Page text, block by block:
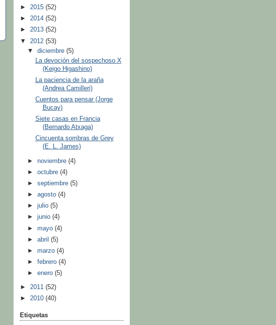
► 2015 (52)
► 2014 (52)
► 2013 (52)
▼ 2012 (53)
▼diciembre(5)
La devoción del sospechoso X
(Keigo Higashino)
La paciencia de la araña
(Andrea Camilleri)
Cuentos para pensar (Jorge
Bucay)
Siete casas en Francia
(Bernardo Atxaga)
Cincuenta sombras de Grey
(E. L. James)
►noviembre(4)
►octubre(4)
►septiembre(5)
►agosto(4)
►julio(5)
►junio(4)
►mayo(4)
►abril(5)
►marzo(4)
►febrero(4)
►enero(5)
► 2011 (52)
► 2010 (40)
Etiquetas